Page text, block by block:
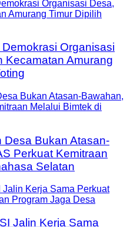
Organisasi
Kecamatan Amurang
Desa Bukan Atasan-
Perkuat Kemitraan
Selatan
Jalin Kerja Sama